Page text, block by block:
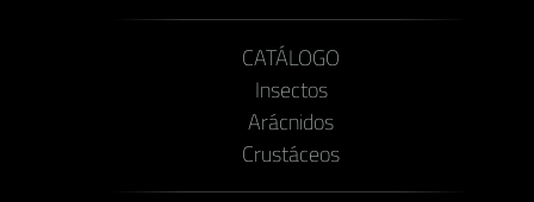
CATÁLOGO
Insectos
Arácnidos
Crustáceos